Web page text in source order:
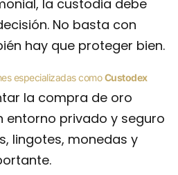
la custodia debe
No basta con
hay que proteger bien.
especializadas comoCustodex
la compra de oro
entorno privado y seguro
lingotes, monedas y